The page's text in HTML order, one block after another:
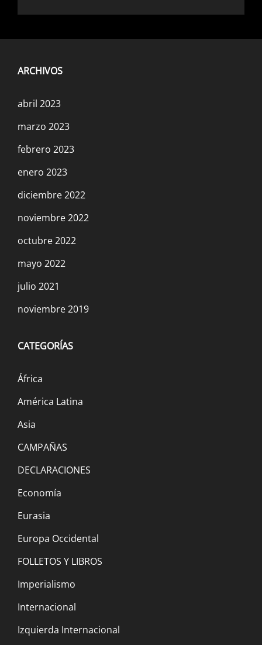
2 febrero, 2023
BOLIVIA: ¡Basta de soportar peleas
interburguesas entre camachistas y
Perú: sólo la revolución terminará con la
explotación y la decadencia económica y
23 diciembre, 2022
Ganó Lula, siguen perdiendo los
trabajadores
11 diciembre, 2022
30 noviembre, 2022
ARCHIVOS
abril 2023
marzo 2023
febrero 2023
enero 2023
diciembre 2022
noviembre 2022
octubre 2022
mayo 2022
julio 2021
noviembre 2019
CATEGORÍAS
África
América Latina
Asia
CAMPAÑAS
DECLARACIONES
Economía
Eurasia
Europa Occidental
FOLLETOS Y LIBROS
Imperialismo
Internacional
Izquierda Internacional